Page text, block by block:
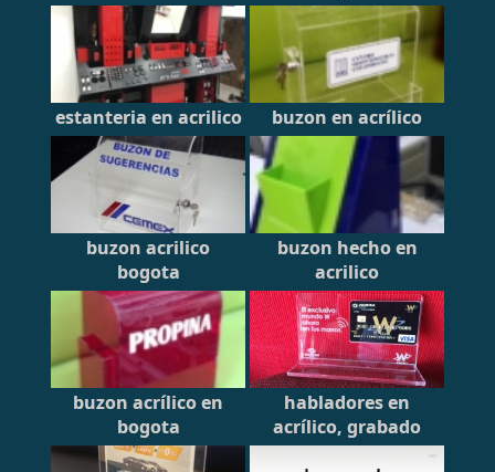
estanteria en acrilico buzon en acrílico
buzon acrilico
bogota
buzon hecho en
acrilico
buzon acrílico en
bogota
habladores en
acrílico, grabado